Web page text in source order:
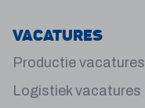
Vacatures
Productie vacatures
Logistiek vacatures